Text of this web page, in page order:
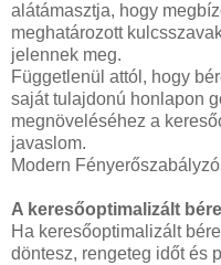
alátámasztja, hogy
meghatározott
jelennek meg.
Függetlenül attól, hogy
saját tulajdonú honlapon
megnöveléséhez a
javaslom.
Modern
A keresőoptimalizált
Ha keresőoptimalizált
döntesz, rengeteg időt és